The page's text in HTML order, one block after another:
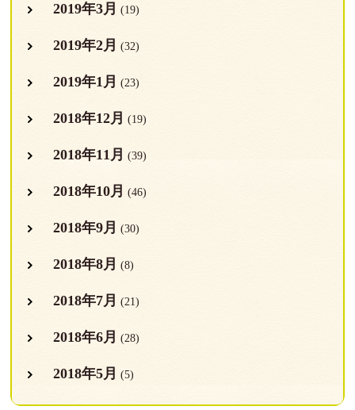
2019年3月 (19)
2019年2月 (32)
2019年1月 (23)
2018年12月 (19)
2018年11月 (39)
2018年10月 (46)
2018年9月 (30)
2018年8月 (8)
2018年7月 (21)
2018年6月 (28)
2018年5月 (5)